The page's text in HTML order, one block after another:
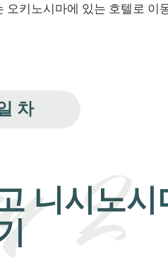
키노시마에 있는 호텔로 이
차
니시노시